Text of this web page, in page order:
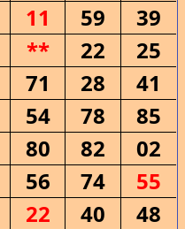
11 59
39
** 22
25
71 28
41
54 78
85
80 82
02
56 74
55
22 40
48